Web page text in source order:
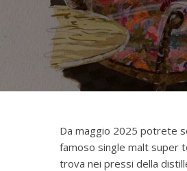
Da maggio 2025 potrete
famoso single malt super
trova nei pressi della